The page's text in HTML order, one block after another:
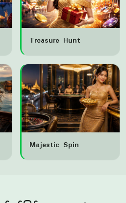
Treasure Hunt
Majestic Spin
ျား လိုအပ်သည်